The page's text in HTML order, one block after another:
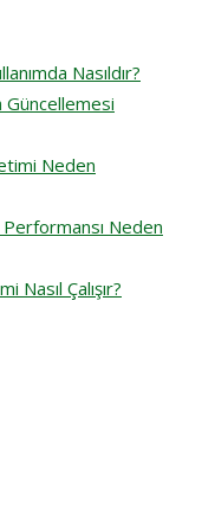
Nasıldır?
Güncellemesi
Neden
Neden
Nasıl Çalışır?